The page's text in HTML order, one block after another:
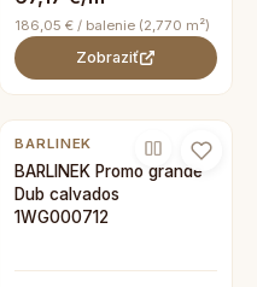
186,05 € / balenie (2,770 m²)
Zobraziť
BARLINEK
BARLINEK Promo grande
Dub calvados
1WG000712